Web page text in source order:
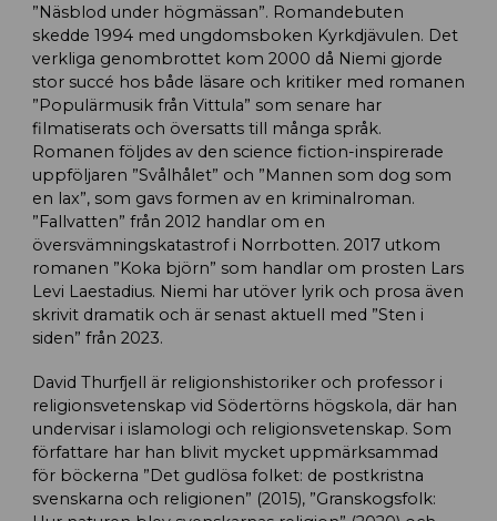
”Näsblod under högmässan”. Romandebuten
skedde 1994 med ungdomsboken Kyrkdjävulen. Det
verkliga genombrottet kom 2000 då Niemi gjorde
stor succé hos både läsare och kritiker med romanen
”Populärmusik från Vittula” som senare har
filmatiserats och översatts till många språk.
Romanen följdes av den science fiction-inspirerade
uppföljaren ”Svålhålet” och ”Mannen som dog som
en lax”, som gavs formen av en kriminalroman.
”Fallvatten” från 2012 handlar om en
översvämningskatastrof i Norrbotten. 2017 utkom
romanen ”Koka björn” som handlar om prosten Lars
Levi Laestadius. Niemi har utöver lyrik och prosa även
skrivit dramatik och är senast aktuell med ”Sten i
siden” från 2023.
David Thurfjell är religionshistoriker och professor i
religionsvetenskap vid Södertörns högskola, där han
undervisar i islamologi och religionsvetenskap. Som
författare har han blivit mycket uppmärksammad
för böckerna ”Det gudlösa folket: de postkristna
svenskarna och religionen” (2015), ”Granskogsfolk: